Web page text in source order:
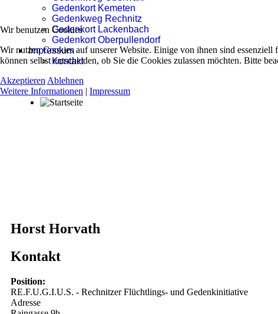
Gedenkort Kemeten
Gedenkweg Rechnitz
Gedenkort Lackenbach
Gedenkort Oberpullendorf
Impressum
Kontakt
Horst Horvath
Kontakt
Position:
RE.F.U.G.I.U.S. - Rechnitzer Flüchtlings- und Gedenkinitiative
Adresse
Wir benutzen Cookies
Wir nutzen Cookies auf unserer Website. Einige von ihnen sind
können selbst entscheiden, ob Sie die Cookies zulassen möchten. Bitte
Akzeptieren Ablehnen
Weitere Informationen | Impressum